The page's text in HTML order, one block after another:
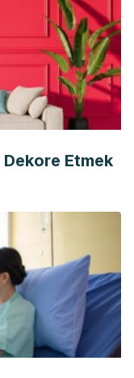
S. Duraivel; M.
Uses of Banana.
Issue_sept_2012/
They’re
good-eggs-for-
Etmek